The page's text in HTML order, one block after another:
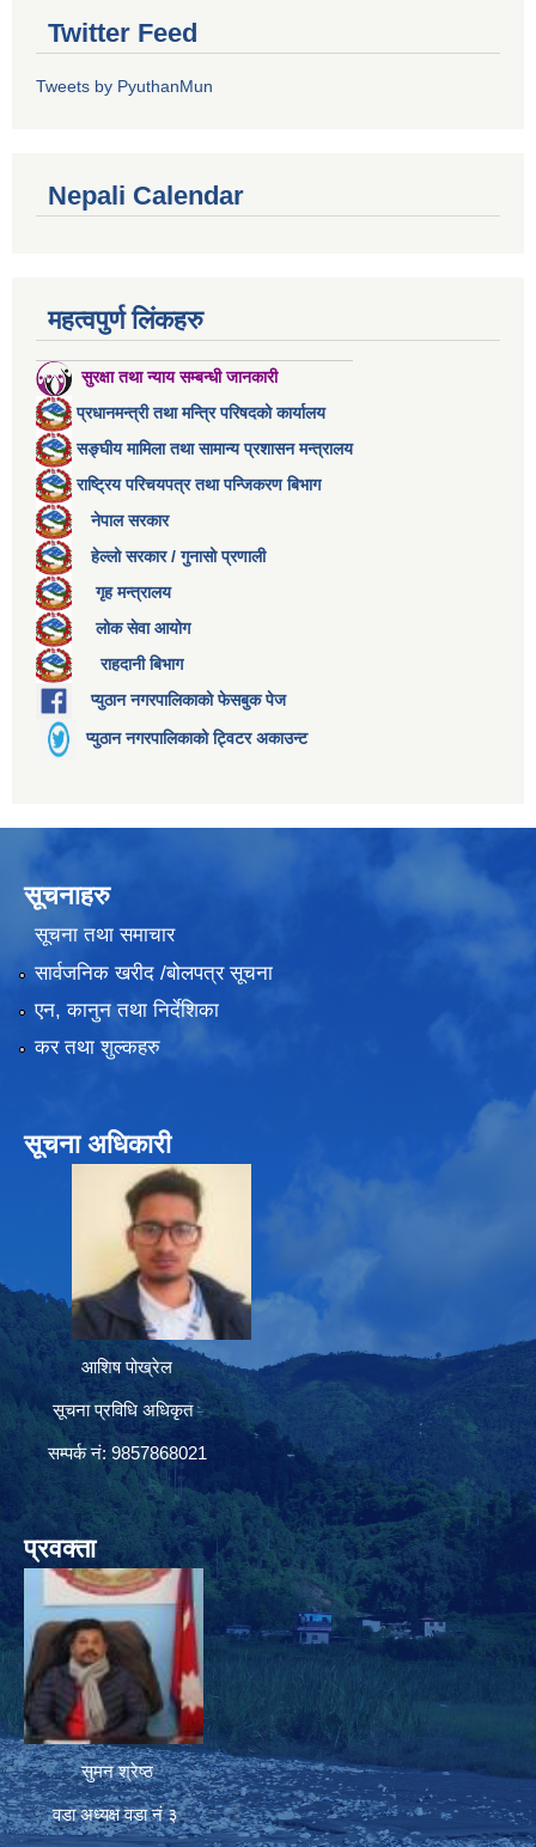
Twitter Feed
Tweets by PyuthanMun
Nepali Calendar
महत्वपुर्ण लिंकहरु
सुरक्षा तथा न्याय सम्बन्धी जानकारी
प्रधानमन्त्री तथा मन्त्रि परिषदको कार्यालय
सङ्घीय मामिला तथा सामान्य प्रशासन मन्त्रालय
राष्ट्रिय परिचयपत्र तथा पन्जिकरण बिभाग
नेपाल सरकार
हेल्लो सरकार / गुनासो प्रणाली
गृह मन्त्रालय
लोक सेवा आयोग
राहदानी बिभाग
प्युठान नगरपालिकाको फेसबुक पेज
प्युठान नगरपालिकाको ट्विटर अकाउन्ट
सूचनाहरु
सूचना तथा समाचार
सार्वजनिक खरीद /बोलपत्र सूचना
एन, कानुन तथा निर्देशिका
कर तथा शुल्कहरु
सूचना अधिकारी
आशिष पोख्रेल
सूचना प्रविधि अधिकृत
सम्पर्क नं: 9857868021
प्रवक्ता
सुमन श्रेष्ठ
वडा अध्यक्ष वडा नं ३